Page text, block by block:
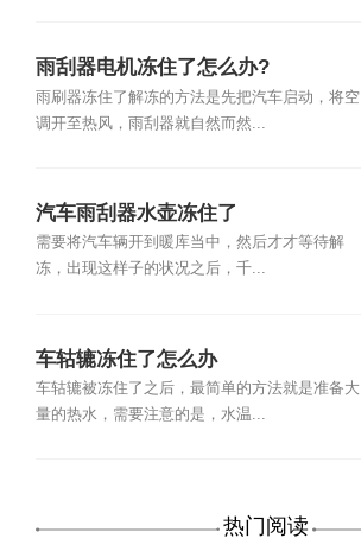
雨刮器电机冻住了怎么办?
雨刷器冻住了解冻的方法是先把汽车启动，将空
调开至热风，雨刮器就自然而然...
汽车雨刮器水壶冻住了
需要将汽车辆开到暖库当中，然后才才等待解
冻，出现这样子的状况之后，千...
车轱辘冻住了怎么办
车轱辘被冻住了之后，最简单的方法就是准备大
量的热水，需要注意的是，水温...
热门阅读